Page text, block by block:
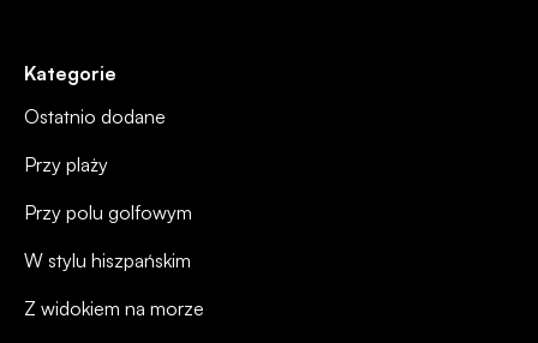
Kategorie
Ostatnio dodane
Przy plaży
Przy polu golfowym
W stylu hiszpańskim
Z widokiem na morze